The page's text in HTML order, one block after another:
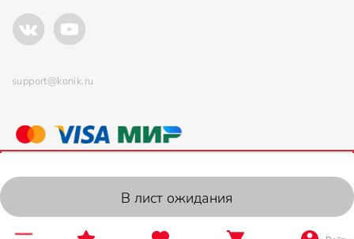
В лист ожидания
support@konik.ru